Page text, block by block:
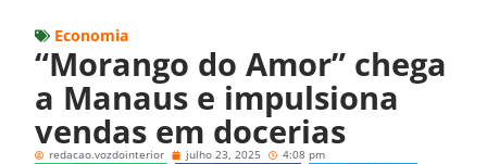
Economia
“Morango do Amor” chega
a Manaus e impulsiona
vendas em docerias
redacao.vozdointerior julho 23, 2025 4:08 pm